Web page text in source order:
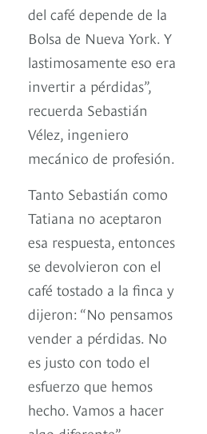
del café depende de la
Bolsa de Nueva York. Y
lastimosamente eso era
invertir a pérdidas”,
recuerda Sebastián
Vélez, ingeniero
mecánico de profesión.
Tanto Sebastián como
Tatiana no aceptaron
esa respuesta, entonces
se devolvieron con el
café tostado a la finca y
dijeron: “No pensamos
vender a pérdidas. No
es justo con todo el
esfuerzo que hemos
hecho. Vamos a hacer